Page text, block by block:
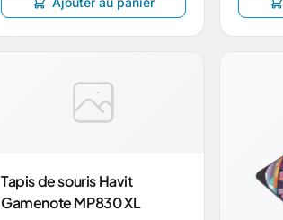
Tapis de souris Havit
Gamenote MP830 XL